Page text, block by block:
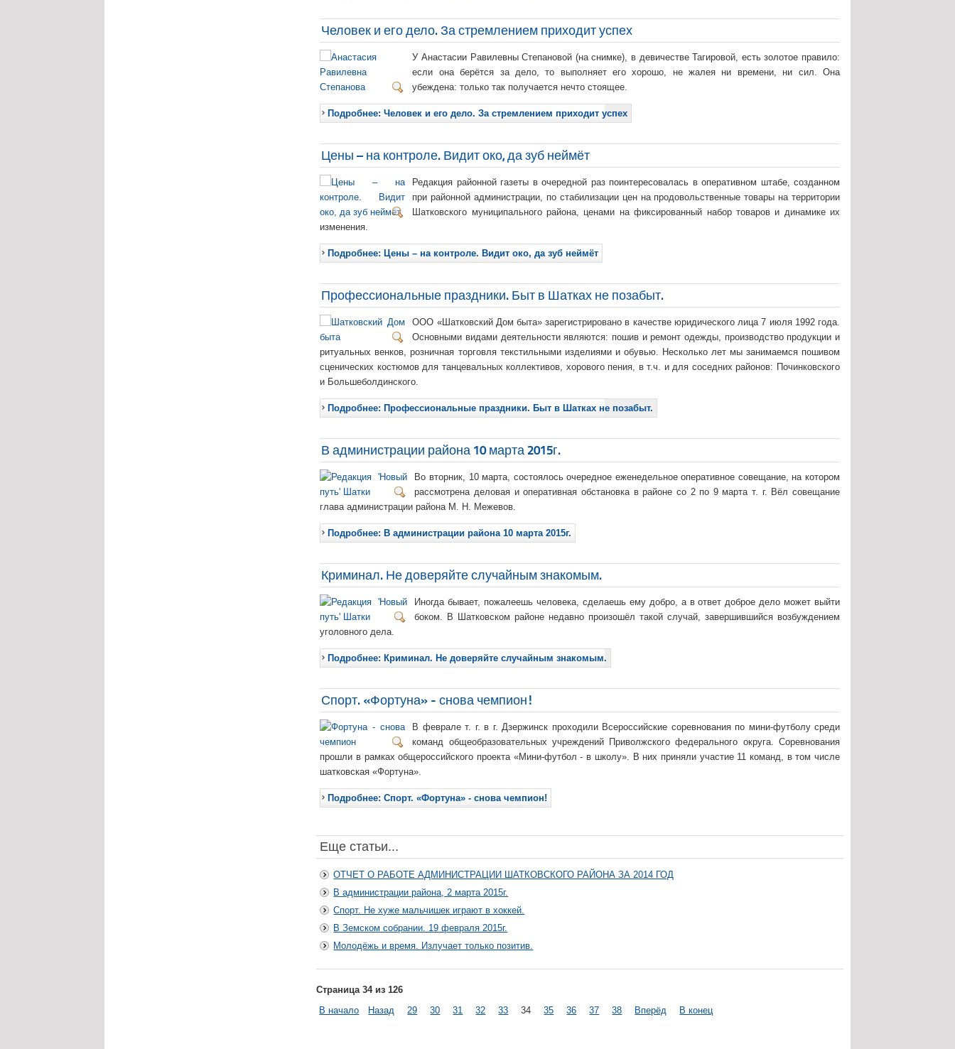
Человек и его дело. За стремлением приходит успех
У Анастасии Равилевны Степановой (на снимке), в девичестве Тагировой, есть золотое правило:
если она берётся за дело, то выполняет его хорошо, не жалея ни времени, ни сил. Она
убеждена: только так получается нечто стоящее.
Подробнее: Человек и его дело. За стремлением приходит успех
Цены – на контроле. Видит око, да зуб неймёт
Редакция районной газеты в очередной раз поинтересовалась в оперативном штабе, созданном
при районной администрации, по стабилизации цен на продовольственные товары на территории
Шатковского муниципального района, ценами на фиксированный набор товаров и динамике их
изменения.
Подробнее: Цены – на контроле. Видит око, да зуб неймёт
Профессиональные праздники. Быт в Шатках не позабыт.
ООО «Шатковский Дом быта» зарегистрировано в качестве юридического лица 7 июля 1992 года.
Основными видами деятельности являются: пошив и ремонт одежды, производство продукции и
ритуальных венков, розничная торговля текстильными изделиями и обувью. Несколько лет мы занимаемся пошивом
сценических костюмов для танцевальных коллективов, хорового пения, в т.ч. и для соседних районов: Починковского
и Большеболдинского.
Подробнее: Профессиональные праздники. Быт в Шатках не позабыт.
В администрации района 10 марта 2015г.
Во вторник, 10 марта, состоялось очередное еженедельное оперативное совещание, на котором
рассмотрена деловая и оперативная обстановка в районе со 2 по 9 марта т. г. Вёл совещание
глава администрации района М. Н. Межевов.
Подробнее: В администрации района 10 марта 2015г.
Криминал. Не доверяйте случайным знакомым.
Иногда бывает, пожалеешь человека, сделаешь ему добро, а в ответ доброе дело может выйти
боком. В Шатковском районе недавно произошёл такой случай, завершившийся возбуждением
уголовного дела.
Подробнее: Криминал. Не доверяйте случайным знакомым.
Спорт. «Фортуна» - снова чемпион!
В феврале т. г. в г. Дзержинск проходили Всероссийские соревнования по мини-футболу среди
команд общеобразовательных учреждений Приволжского федерального округа. Соревнования
прошли в рамках общероссийского проекта «Мини-футбол - в школу». В них приняли участие 11 команд, в том числе
шатковская «Фортуна».
Подробнее: Спорт. «Фортуна» - снова чемпион!
Еще статьи...
ОТЧЕТ О РАБОТЕ АДМИНИСТРАЦИИ ШАТКОВСКОГО РАЙОНА ЗА 2014 ГОД
В администрации района, 2 марта 2015г.
Спорт. Не хуже мальчишек играют в хоккей.
В Земском собрании. 19 февраля 2015г.
Молодёжь и время. Излучает только позитив.
Страница 34 из 126
В начало
Назад 29 30 31 32 33 34 35 36 37 38 Вперёд В конец